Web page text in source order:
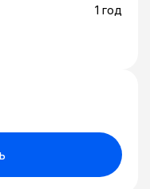
1 год